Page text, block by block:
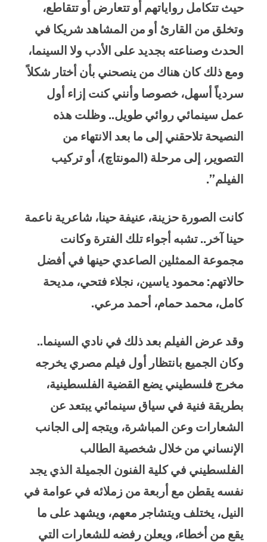
حيث تتكامل رواياتهم أو تتعارض أو تتقاطع،
وتخلق من القارئ أو من المشاهد شريكا في
الحدث وصناعته بجديد على الأدب ولا السينما،
ومع ذلك كان هناك من ينصحني بأن أختار شكلاً
سردياً أسهل، خصوصا وأنني كنت إزاء أول
عمل سينمائي روائي طويل.. وظلت هذه
النصيحة تلاحقني إلى ما بعد الانتهاء من
التصوير، إلى مرحلة (المونتاچ)، أو تركيب
الفيلم”.
كانت الصورة حزينة، عنيفة حينا، شاعرية ناعمة
حينا آخر.. تشبه أجواء تلك الفترة وكانت
مجموعة الممثلين الصاعدي حينها في أفضل
حالاتهم: محمود ياسين، نجلاء فتحي، مديحة
كامل، محمد حمام، أحمد مرعي.
وقد عرض الفيلم بعد ذلك في نادي السينما..
وكان الجميع بانتظار أول فيلم مصري يخرجه
مخرج فلسطيني يضع القضية الفلسطينية،
بطريقة فنية في سياق سينمائي يبتعد عن
الشعارات وعن المباشرة، ويتجه إلى الجانب
الإنساني من خلال شخصية الطالب
الفلسطيني في كلية الفنون الجميلة الذي يجد
نفسه يقطن مع أربعة من زملائه في عوامة في
النيل، يختلف ويتشاجر معهم، ويشهد على ما
يقع من أخطاء، ويعلن رفضه للشعارات التي